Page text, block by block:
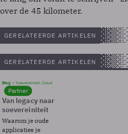
over de 45 kilometer.
GERELATEERDE ARTIKELEN
GERELATEERDE ARTIKELEN
Blog Soevereinteit, Cloud
Partner
Van legacy naar
soevereiniteit
Waarom je oude
applicaties je